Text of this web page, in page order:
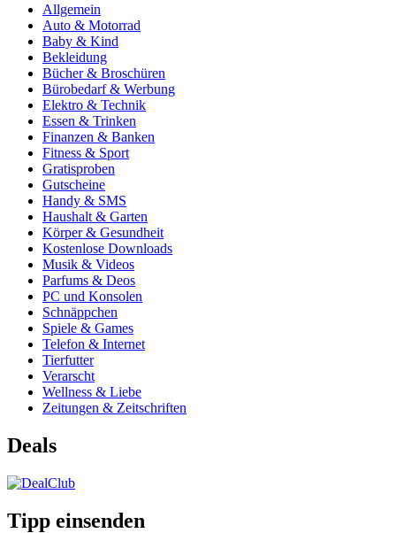
Allgemein
Auto & Motorrad
Baby & Kind
Bekleidung
Bücher & Broschüren
Bürobedarf & Werbung
Elektro & Technik
Essen & Trinken
Finanzen & Banken
Fitness & Sport
Gratisproben
Gutscheine
Handy & SMS
Haushalt & Garten
Körper & Gesundheit
Kostenlose Downloads
Musik & Videos
Parfums & Deos
PC und Konsolen
Schnäppchen
Spiele & Games
Telefon & Internet
Tierfutter
Verarscht
Wellness & Liebe
Zeitungen & Zeitschriften
Deals
Tipp einsenden